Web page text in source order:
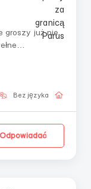
groszy już nie
Bez języka
Odpowiadać